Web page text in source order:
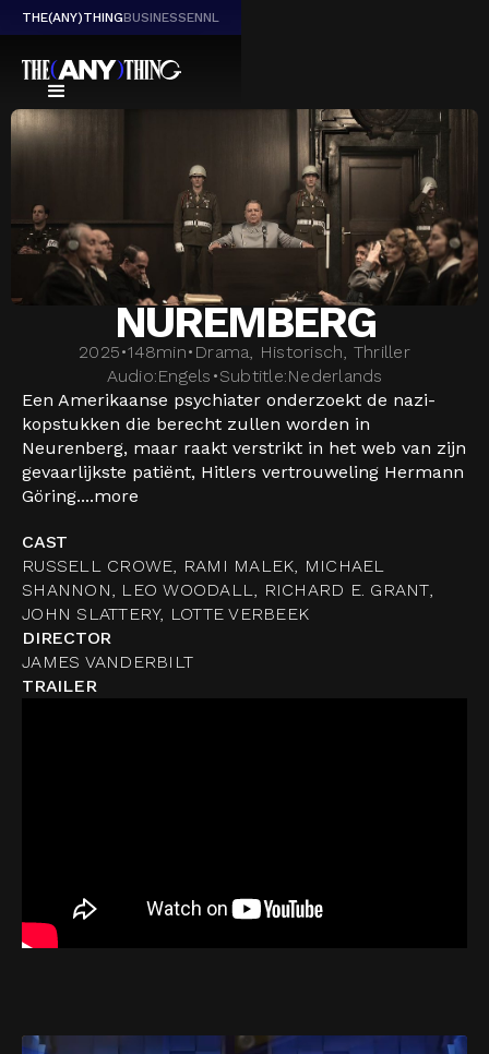
THE(ANY)THINGBUSINESSENNL
NUREMBERG
2025•148min• Drama, Historisch, Thriller
Audio:Engels •Subtitle:Nederlands
Een Amerikaanse psychiater onderzoekt de nazi-
kopstukken die berecht zullen worden in
Neurenberg, maar raakt verstrikt in het web van zijn
gevaarlijkste patiënt, Hitlers vertrouweling Hermann
Göring....more
CAST
RUSSELL CROWE, RAMI MALEK, MICHAEL
SHANNON, LEO WOODALL, RICHARD E. GRANT,
JOHN SLATTERY, LOTTE VERBEEK
DIRECTOR
JAMES VANDERBILT
TRAILER